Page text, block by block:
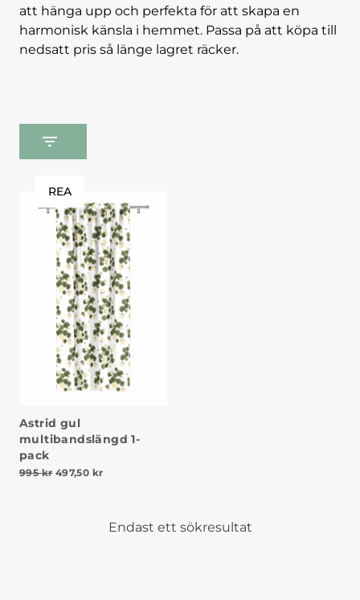
att hänga upp och perfekta för att skapa en
harmonisk känsla i hemmet. Passa på att köpa till
nedsatt pris så länge lagret räcker.
REA
Astrid gul
multibandslängd 1-
pack
995kr Det ursprungliga priset var: 995 kr.
497,50 krDet nuvarande priset är: 497,50 kr.
Endast ett sökresultat